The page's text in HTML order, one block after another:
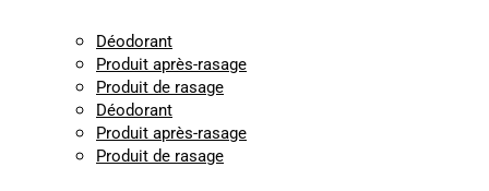
Déodorant
Produit après-rasage
Produit de rasage
Déodorant
Produit après-rasage
Produit de rasage